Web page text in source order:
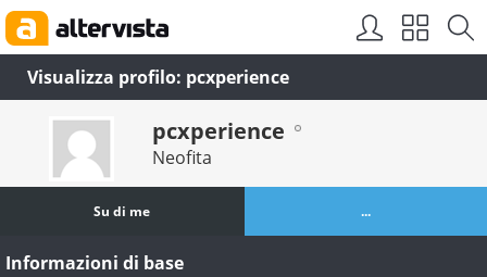
Visualizza profilo: pcxperience
pcxperience
Neofita
Su di me ...
Informazioni di base